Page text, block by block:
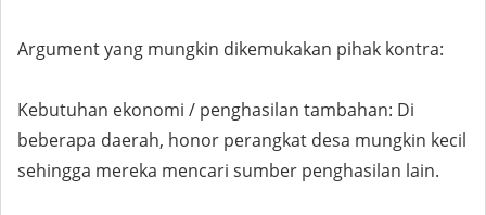
Argument yang mungkin dikemukakan pihak kontra:
Kebutuhan ekonomi / penghasilan tambahan: Di
beberapa daerah, honor perangkat desa mungkin kecil
sehingga mereka mencari sumber penghasilan lain.